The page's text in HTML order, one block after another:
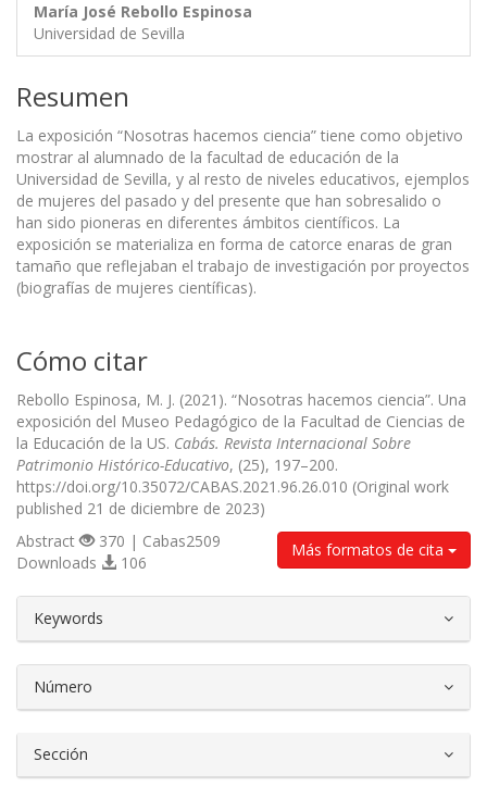
María José Rebollo Espinosa
Universidad de Sevilla
Resumen
La exposición “Nosotras hacemos ciencia” tiene como objetivo
mostrar al alumnado de la facultad de educación de la
Universidad de Sevilla, y al resto de niveles educativos, ejemplos
de mujeres del pasado y del presente que han sobresalido o
han sido pioneras en diferentes ámbitos científicos. La
exposición se materializa en forma de catorce enaras de gran
tamaño que reflejaban el trabajo de investigación por proyectos
(biografías de mujeres científicas).
Cómo citar
Rebollo Espinosa, M. J. (2021). “Nosotras hacemos ciencia”. Una
exposición del Museo Pedagógico de la Facultad de Ciencias de
la Educación de la US. Cabás. Revista Internacional Sobre
Patrimonio Histórico-Educativo, (25), 197–200.
https://doi.org/10.35072/CABAS.2021.96.26.010 (Original work
published 21 de diciembre de 2023)
Más formatos de cita
Abstract
370 | Cabas2509
Downloads
106
Keywords
Número
Sección